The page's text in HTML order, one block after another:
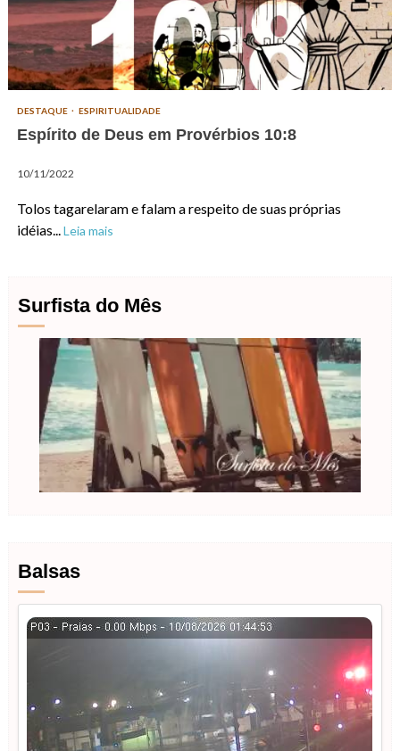
DESTAQUE ESPIRITUALIDADE
Espírito de Deus em Provérbios 10:8
10/11/2022
Tolos tagarelaram e falam a respeito de suas próprias
idéias...Leia mais
Surfista do Mês
Balsas